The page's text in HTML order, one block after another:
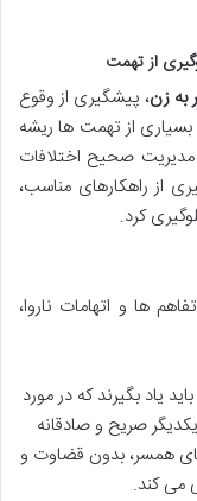
از تهمت
زن، پیشگیری از وقوع
بسیاری از تهمت ها ریشه
صحیح اختلافات
از راهکارهای مناسب،
کرد.
ها و اتهامات ناروا،
یاد بگیرند که در مورد
صریح و صادقانه
همسر، بدون قضاوت و
می کند.